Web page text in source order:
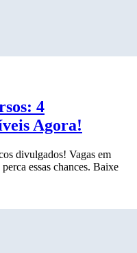
4
Agora!
divulgados! Vagas em
essas chances. Baixe